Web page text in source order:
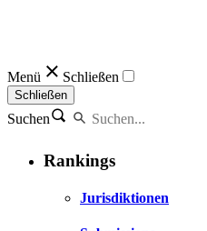
Menü Schließen
Schließen
Suchen
Rankings
Jurisdiktionen